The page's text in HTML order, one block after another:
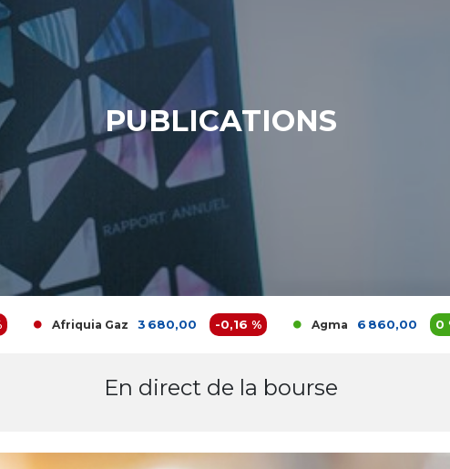
PUBLICATIONS
Afriquia Gaz 3 680,00 -0,16 % Agma 6 860,00 0 %
En direct de la bourse